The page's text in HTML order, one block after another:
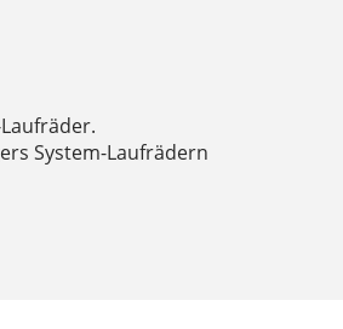
System-Laufrädern